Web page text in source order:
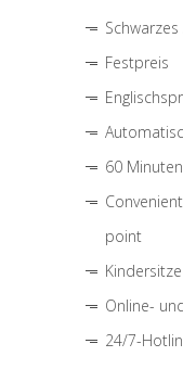
Festpreis
60
point
Online-
24/7-